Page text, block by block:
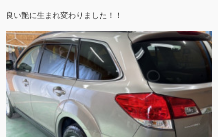
良い艶に生まれ変わりました！！